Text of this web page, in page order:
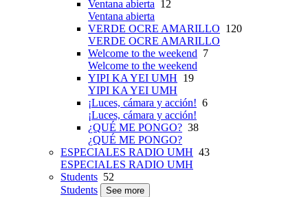
Ventana abierta 12
Ventana abierta
VERDE OCRE AMARILLO 120
VERDE OCRE AMARILLO
Welcome to the weekend 7
Welcome to the weekend
YIPI KA YEI UMH 19
YIPI KA YEI UMH
¡Luces, cámara y acción! 6
¡Luces, cámara y acción!
¿QUÉ ME PONGO? 38
¿QUÉ ME PONGO?
ESPECIALES RADIO UMH 43
ESPECIALES RADIO UMH
Students 52
Students
See more